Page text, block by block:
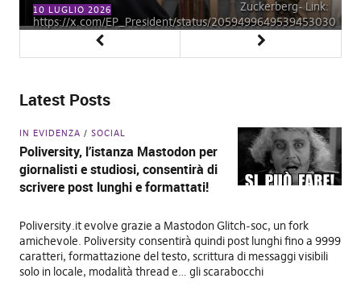
2 AGOSTO 2026
VPN DR Cool - Un haker con felpa e cappuccio digita tasti a
caso su una tastiera
10 LUGLIO 2026
Zuckerberg- Link:
https://x.com/EP_President/status/2059499649539453030
Latest Posts
IN EVIDENZA SOCIAL
Poliversity, l’istanza Mastodon per
giornalisti e studiosi, consentirà di
scrivere post lunghi e formattati!
Poliversity.it evolve grazie a Mastodon Glitch-soc, un fork
amichevole. Poliversity consentirà quindi post lunghi fino a 9999
caratteri, formattazione del testo, scrittura di messaggi visibili
solo in locale, modalità thread e… gli scarabocchi